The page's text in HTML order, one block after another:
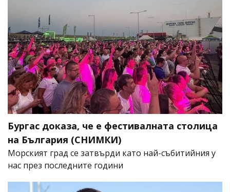
Бургас доказа, че е фестивалната столица
на България (СНИМКИ)
Морският град се затвърди като най-събитийния у
нас през последните години